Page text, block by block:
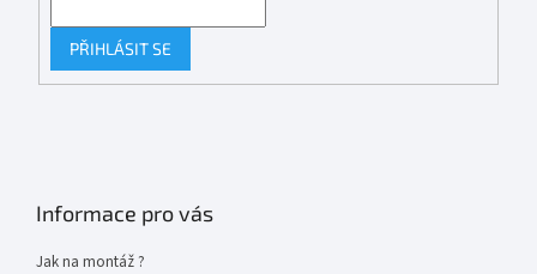
PŘIHLÁSIT SE
Informace pro vás
Jak na montáž ?